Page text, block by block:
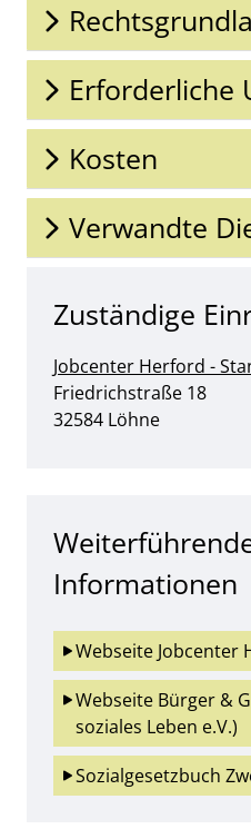
Erforderliche
Kosten
Verwandte
Zuständige
Jobcenter Herford -
Straße:
Friedrichstraße 18
PLZ:
32584 Ort:
Löhne
Informationen
Webseite Jobcenter
Webseite Bürger &
soziales Leben e.V.)
Sozialgesetzbuch